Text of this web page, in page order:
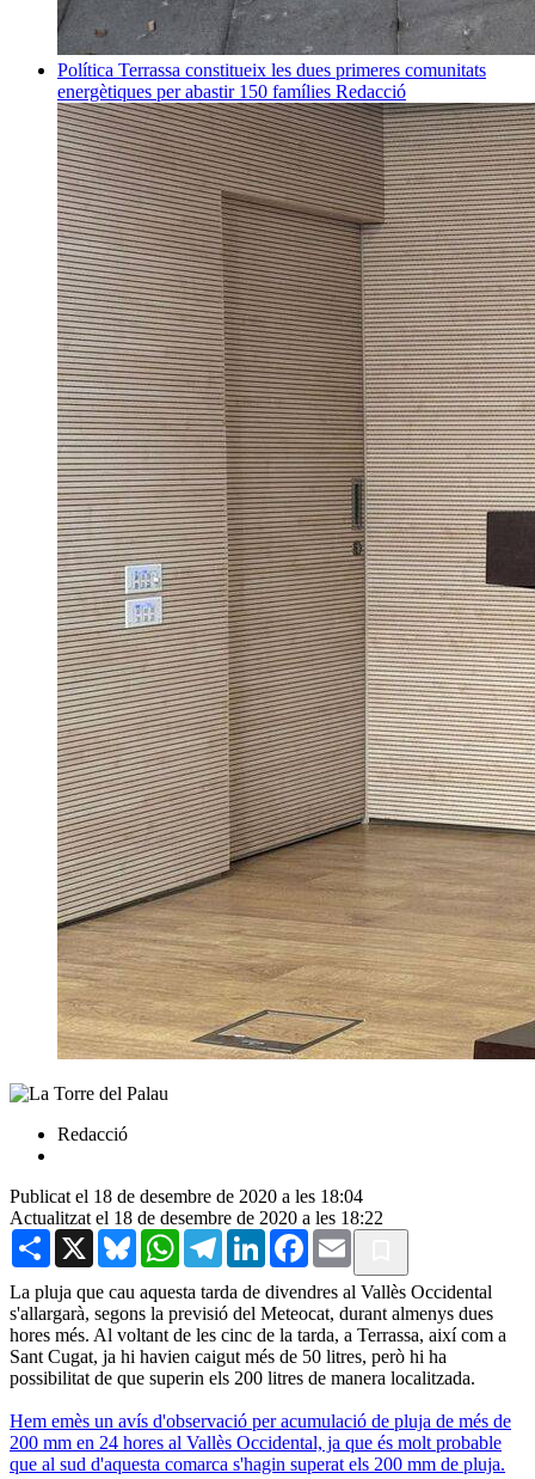
Política Terrassa constitueix les dues primeres comunitats
energètiques per abastir 150 famílies Redacció
Redacció
Publicat el 18 de desembre de 2020 a les 18:04
Actualitzat el 18 de desembre de 2020 a les 18:22
Share X BlueskyWhatsAppTelegramLinkedInFacebook
Email
La pluja que cau aquesta tarda de divendres al Vallès Occidental
s'allargarà, segons la previsió del Meteocat, durant almenys dues
hores més. Al voltant de les cinc de la tarda, a Terrassa, així com a
Sant Cugat, ja hi havien caigut més de 50 litres, però hi ha
possibilitat de que superin els 200 litres de manera localitzada.
Hem emès un avís d'observació per acumulació de pluja de més de
200 mm en 24 hores al Vallès Occidental, ja que és molt probable
que al sud d'aquesta comarca s'hagin superat els 200 mm de pluja.